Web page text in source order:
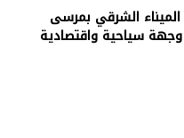
الشرقي بمرسى
سياحية واقتصادية